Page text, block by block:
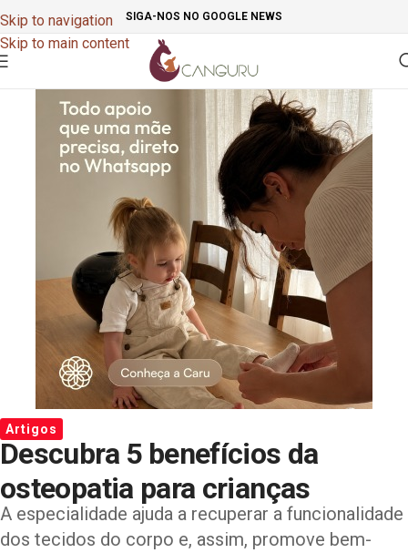
Skip to navigation
Skip to main content
SIGA-NOS NO GOOGLE NEWS
Artigos
Descubra 5 benefícios da
osteopatia para crianças
A especialidade ajuda a recuperar a funcionalidade
dos tecidos do corpo e, assim, promove bem-